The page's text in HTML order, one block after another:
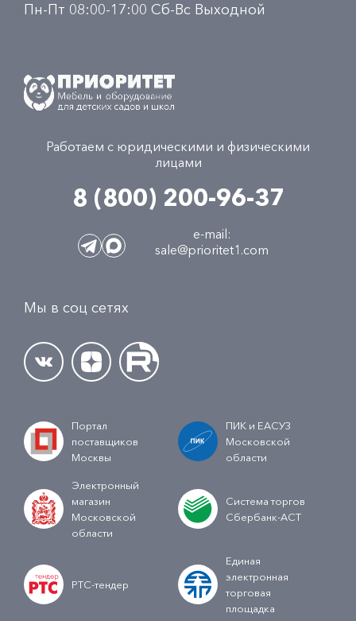
Пн-Пт 08:00-17:00 Сб-Вс Выходной
Работаем с юридическими и физическими
лицами
8 (800) 200-96-37
e-mail:
sale@prioritet1.com
Мы в соц сетях
Портал
поставщиков
Москвы
ПИК и ЕАСУЗ
Московской
области
Электронный
магазин
Московской
области
Система торгов
Сбербанк-АСТ
РТС-тендер
Единая
электронная
торговая
площадка